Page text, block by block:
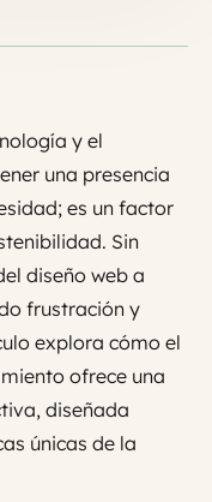
y el
una presencia
es un factor
Sin
diseño web a
frustración y
explora cómo el
ofrece una
diseñada
únicas de la